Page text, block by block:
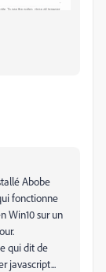
Abobe
fonctionne
Win10 sur un
qui dit de
javascript...